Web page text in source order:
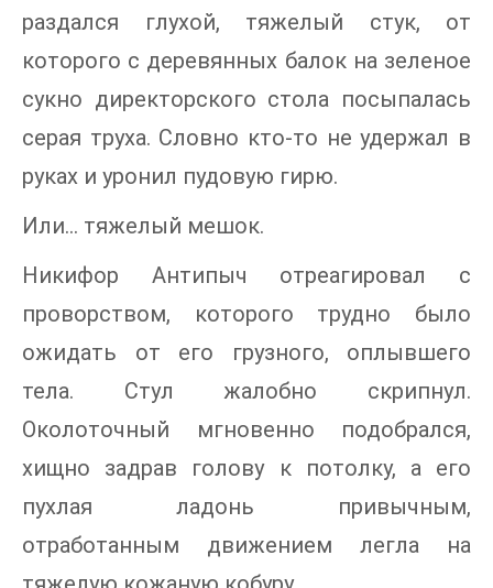
раздался глухой, тяжелый стук, от
которого с деревянных балок на зеленое
сукно директорского стола посыпалась
серая труха. Словно кто-то не удержал в
руках и уронил пудовую гирю.
Или… тяжелый мешок.
Никифор Антипыч отреагировал с
проворством, которого трудно было
ожидать от его грузного, оплывшего
тела. Стул жалобно скрипнул.
Околоточный мгновенно подобрался,
хищно задрав голову к потолку, а его
пухлая ладонь привычным,
отработанным движением легла на